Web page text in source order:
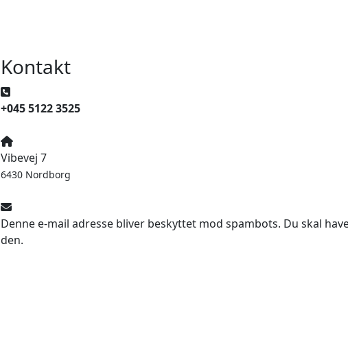
Kontakt
+045 5122 3525
Vibevej 7
6430 Nordborg
Denne e-mail adresse bliver beskyttet mod spambots. Du skal
den.